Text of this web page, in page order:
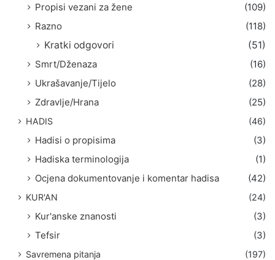
Propisi vezani za žene
(109)
Razno
(118)
Kratki odgovori
(51)
Smrt/Dženaza
(16)
Ukrašavanje/Tijelo
(28)
Zdravlje/Hrana
(25)
HADIS (46)
Hadisi o propisima
(3)
Hadiska terminologija
(1)
Ocjena dokumentovanje i komentar hadisa
(42)
KUR'AN (24)
Kur'anske znanosti
(3)
Tefsir
(3)
Savremena pitanja
(197)